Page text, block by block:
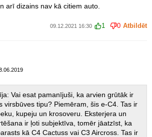
arī dizains nav kā citiem auto.
09.12.2021 16:30 1 0 Atbildēt
Vai esat pamanījuši, ka arvien grūtāk ir
virsbūves tipu? Piemēram, šis e-C4. Tas ir
kupeju un krosoveru. Eksterjera un
ir ļoti subjektīva, tomēr jāatzīst, ka
kā C4 Cactuss vai C3 Aircross. Tas ir